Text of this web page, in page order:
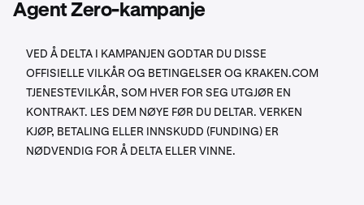
Agent Zero-kampanje
VED Å DELTA I KAMPANJEN GODTAR DU DISSE
OFFISIELLE VILKÅR OG BETINGELSER OG KRAKEN.COM
TJENESTEVILKÅR, SOM HVER FOR SEG UTGJØR EN
KONTRAKT. LES DEM NØYE FØR DU DELTAR. VERKEN
KJØP, BETALING ELLER INNSKUDD (FUNDING) ER
NØDVENDIG FOR Å DELTA ELLER VINNE.